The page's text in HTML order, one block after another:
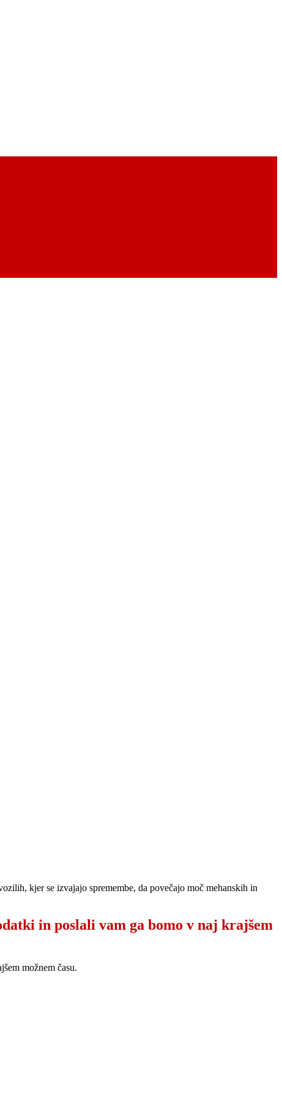
kjer se izvajajo spremembe, da povečajo moč mehanskih in
in poslali vam ga bomo v naj krajšem
možnem času.